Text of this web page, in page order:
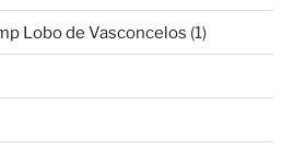
Lobo de Vasconcelos (1)